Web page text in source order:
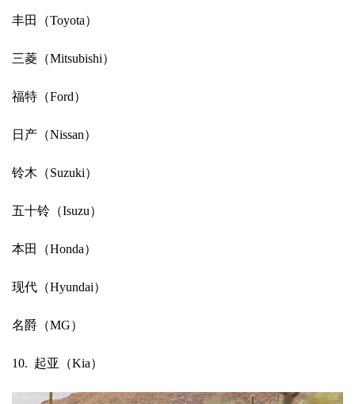
丰田（Toyota）
三菱（Mitsubishi）
福特（Ford）
日产（Nissan）
铃木（Suzuki）
五十铃（Isuzu）
本田（Honda）
现代（Hyundai）
名爵（MG）
10. 起亚（Kia）